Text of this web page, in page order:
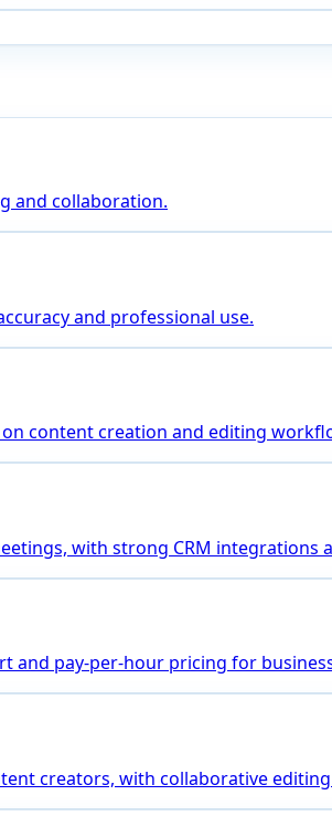
and collaboration.
and professional use.
content creation and editing
with strong CRM integrations
and pay-per-hour pricing for
creators, with collaborative